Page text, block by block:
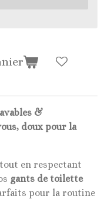
&
doux pour la
en respectant
gants de toilette
pour la routine